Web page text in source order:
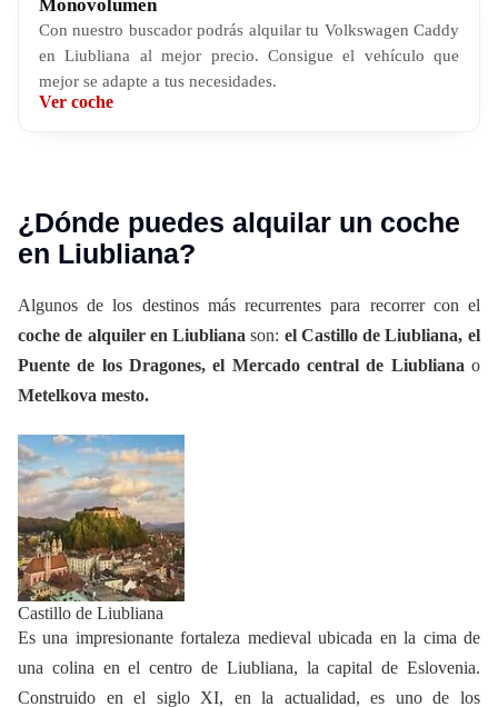
Monovolumen
Con nuestro buscador podrás alquilar tu Volkswagen Caddy
en Liubliana al mejor precio. Consigue el vehículo que
mejor se adapte a tus necesidades.
Ver coche
¿Dónde puedes alquilar un coche
en Liubliana?
Algunos de los destinos más recurrentes para recorrer con el
coche de alquiler en Liubliana son: el Castillo de Liubliana, el
Puente de los Dragones, el Mercado central de Liubliana o
Metelkova mesto.
Castillo de Liubliana
Es una impresionante fortaleza medieval ubicada en la cima de
una colina en el centro de Liubliana, la capital de Eslovenia.
Construido en el siglo XI, en la actualidad, es uno de los